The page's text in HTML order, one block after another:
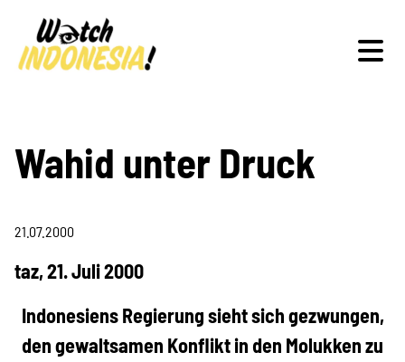
Schwerpunkte
Veranstaltungen
Publikationen
Wahid unter Druck
21.07.2000
taz, 21. Juli 2000
Indonesiens Regierung sieht sich gezwungen,
den gewaltsamen Konflikt in den Molukken zu